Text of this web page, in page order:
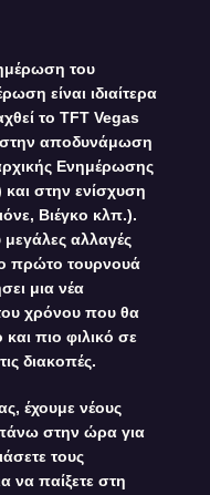
του
είναι ιδιαίτερα
το TFT Vegas
στην αποδυνάμωση
Ενημέρωσης
στην ενίσχυση
Βιέγκο κλπ.).
αλλαγές
πρώτο τουρνουά
μια νέα
χρόνου που θα
πιο φιλικό σε
διακοπές.
έχουμε νέους
στην ώρα για
τους
να παίξετε στη